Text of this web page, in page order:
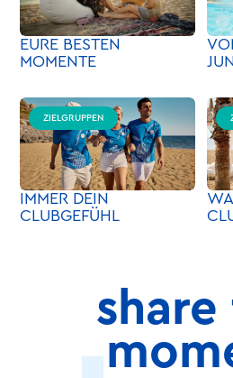
EURE BESTEN
MOMENTE
ZIELGRUPPEN
IMMER DEIN
CLUBGEFÜHL
share